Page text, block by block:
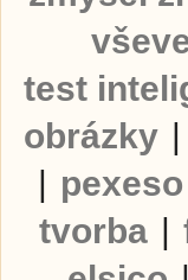
test
obrázky |
| pexeso
tvorba |